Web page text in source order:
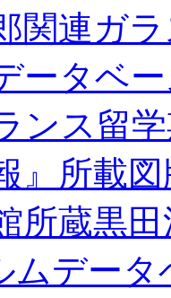
関連ガ
ータベ
ンス留
』所載
所蔵黒
ムデータ